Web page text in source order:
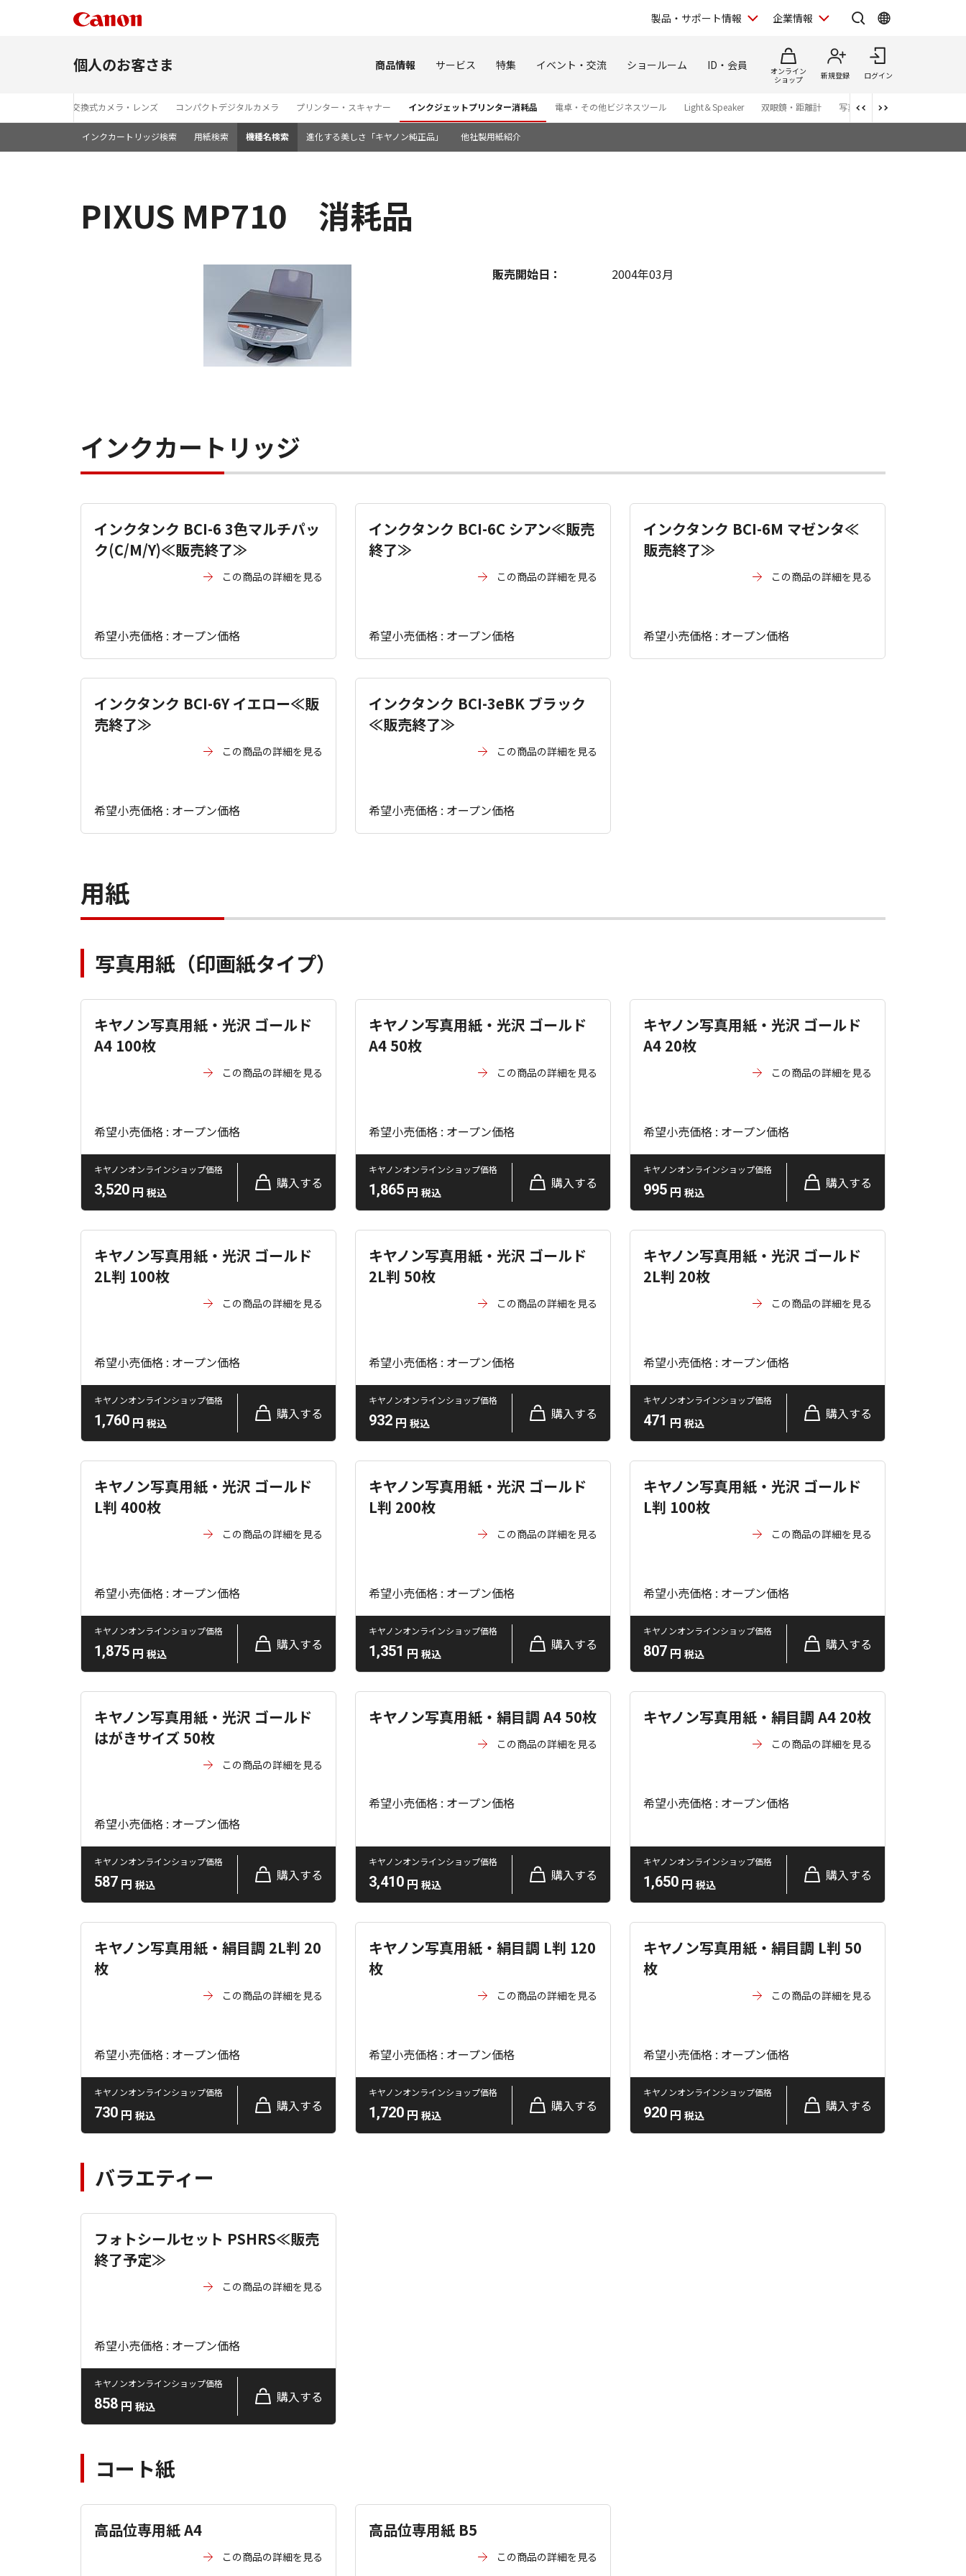
製品・サポート情報 企業情報
個人のお客さま 商品情報 サービス 特集 イベント・交流 ショールーム ID・会員
オンライン
ショップ
新規登録 ログイン
レンズ交換式カメラ・レンズ コンパクトデジタルカメラ プリンター・スキャナー インクジェットプリンター消耗品 電卓・その他ビジネスツール Light＆Speaker 双眼鏡・距離計 写真集 アプリ・ソフトウエ
インクカートリッジ検索 用紙検索 機種名検索 進化する美しさ「キヤノン純正品」 他社製用紙紹介
PIXUS MP710 消耗品
販売開始日： 2004年03月
インクカートリッジ
インクタンク BCI-6 3色マルチパッ
ク(C/M/Y)≪販売終了≫
この商品の詳細を見る
希望小売価格 : オープン価格
インクタンク BCI-6C シアン≪販売
終了≫
この商品の詳細を見る
希望小売価格 : オープン価格
インクタンク BCI-6M マゼンタ≪
販売終了≫
この商品の詳細を見る
希望小売価格 : オープン価格
インクタンク BCI-6Y イエロー≪販
売終了≫
この商品の詳細を見る
希望小売価格 : オープン価格
インクタンク BCI-3eBK ブラック
≪販売終了≫
この商品の詳細を見る
希望小売価格 : オープン価格
用紙
写真用紙（印画紙タイプ）
キヤノン写真用紙・光沢 ゴールド
A4 100枚
この商品の詳細を見る
希望小売価格 : オープン価格
キヤノンオンラインショップ価格
3,520 円 税込
購入する
キヤノン写真用紙・光沢 ゴールド
A4 50枚
この商品の詳細を見る
希望小売価格 : オープン価格
キヤノンオンラインショップ価格
1,865 円 税込
購入する
キヤノン写真用紙・光沢 ゴールド
A4 20枚
この商品の詳細を見る
希望小売価格 : オープン価格
キヤノンオンラインショップ価格
995 円 税込
購入する
キヤノン写真用紙・光沢 ゴールド
2L判 100枚
この商品の詳細を見る
希望小売価格 : オープン価格
キヤノンオンラインショップ価格
1,760 円 税込
購入する
キヤノン写真用紙・光沢 ゴールド
2L判 50枚
この商品の詳細を見る
希望小売価格 : オープン価格
キヤノンオンラインショップ価格
932 円 税込
購入する
キヤノン写真用紙・光沢 ゴールド
2L判 20枚
この商品の詳細を見る
希望小売価格 : オープン価格
キヤノンオンラインショップ価格
471 円 税込
購入する
キヤノン写真用紙・光沢 ゴールド
L判 400枚
この商品の詳細を見る
希望小売価格 : オープン価格
キヤノンオンラインショップ価格
1,875 円 税込
購入する
キヤノン写真用紙・光沢 ゴールド
L判 200枚
この商品の詳細を見る
希望小売価格 : オープン価格
キヤノンオンラインショップ価格
1,351 円 税込
購入する
キヤノン写真用紙・光沢 ゴールド
L判 100枚
この商品の詳細を見る
希望小売価格 : オープン価格
キヤノンオンラインショップ価格
807 円 税込
購入する
キヤノン写真用紙・光沢 ゴールド
はがきサイズ 50枚
この商品の詳細を見る
希望小売価格 : オープン価格
キヤノンオンラインショップ価格
587 円 税込
購入する
キヤノン写真用紙・絹目調 A4 50枚
この商品の詳細を見る
希望小売価格 : オープン価格
キヤノンオンラインショップ価格
3,410 円 税込
購入する
キヤノン写真用紙・絹目調 A4 20枚
この商品の詳細を見る
希望小売価格 : オープン価格
キヤノンオンラインショップ価格
1,650 円 税込
購入する
キヤノン写真用紙・絹目調 2L判 20
枚
この商品の詳細を見る
希望小売価格 : オープン価格
キヤノンオンラインショップ価格
730 円 税込
購入する
キヤノン写真用紙・絹目調 L判 120
枚
この商品の詳細を見る
希望小売価格 : オープン価格
キヤノンオンラインショップ価格
1,720 円 税込
購入する
キヤノン写真用紙・絹目調 L判 50
枚
この商品の詳細を見る
希望小売価格 : オープン価格
キヤノンオンラインショップ価格
920 円 税込
購入する
バラエティー
フォトシールセット PSHRS≪販売
終了予定≫
この商品の詳細を見る
希望小売価格 : オープン価格
キヤノンオンラインショップ価格
858 円 税込
購入する
コート紙
高品位専用紙 A4
この商品の詳細を見る
高品位専用紙 B5
この商品の詳細を見る